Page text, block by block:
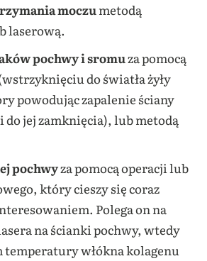
moczumetodą
laserową.
pochwy i sromuza pomocą
do światła żyły
powodując zapalenie ściany
do jej zamknięcia), lub metodą
pochwyza pomocą operacji lub
który cieszy się coraz
Polega on na
na ścianki pochwy, wtedy
temperatury włókna kolagenu